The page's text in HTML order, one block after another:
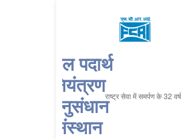
तरल पदार्थ
नियंत्रण
अनुसंधान
संस्थान
राष्ट्र सेवा में समर्पण के 32 वर्ष